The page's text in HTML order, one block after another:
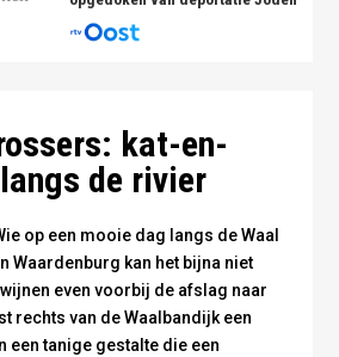
kat-en-
de rivier
op een mooie dag langs de Waal
Waardenburg kan het bijna niet
even voorbij de afslag naar
rechts van de Waalbandijk een
een tanige gestalte die een